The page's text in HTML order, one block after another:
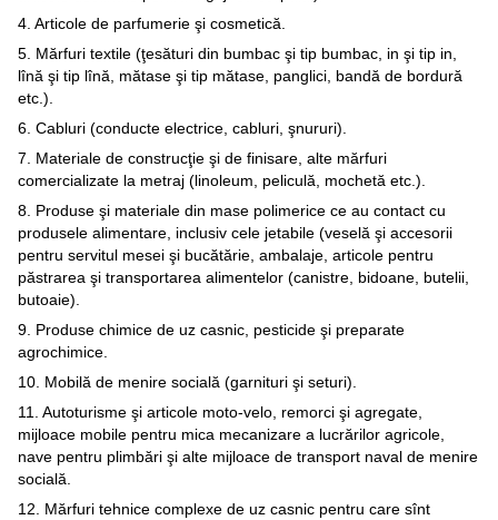
4. Articole de parfumerie şi cosmetică.
5. Mărfuri textile (ţesături din bumbac şi tip bumbac, in şi tip in,
lînă şi tip lînă, mătase şi tip mătase, panglici, bandă de bordură
etc.).
6. Cabluri (conducte electrice, cabluri, şnururi).
7. Materiale de construcţie şi de finisare, alte mărfuri
comercializate la metraj (linoleum, peliculă, mochetă etc.).
8. Produse şi materiale din mase polimerice ce au contact cu
produsele alimentare, inclusiv cele jetabile (veselă şi accesorii
pentru servitul mesei şi bucătărie, ambalaje, articole pentru
păstrarea şi transportarea alimentelor (canistre, bidoane, butelii,
butoaie).
9. Produse chimice de uz casnic, pesticide şi preparate
agrochimice.
10. Mobilă de menire socială (garnituri şi seturi).
11. Autoturisme şi articole moto-velo, remorci şi agregate,
mijloace mobile pentru mica mecanizare a lucrărilor agricole,
nave pentru plimbări şi alte mijloace de transport naval de menire
socială.
12. Mărfuri tehnice complexe de uz casnic pentru care sînt